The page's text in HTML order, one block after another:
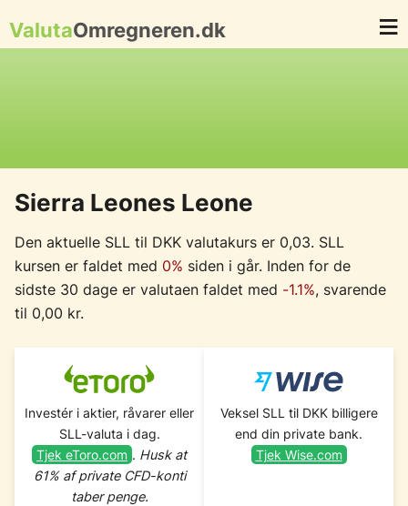
ValutaOmregneren.dk
Sierra Leones Leone
Den aktuelle SLL til DKK valutakurs er 0,03. SLL
kursen er faldet med 0% siden i går. Inden for de
sidste 30 dage er valutaen faldet med -1.1%, svarende
til 0,00 kr.
Investér i aktier, råvarer eller
SLL-valuta i dag.
Tjek eToro.com . Husk at
61% af private CFD-konti
taber penge.
Veksel SLL til DKK billigere
end din private bank.
Tjek Wise.com